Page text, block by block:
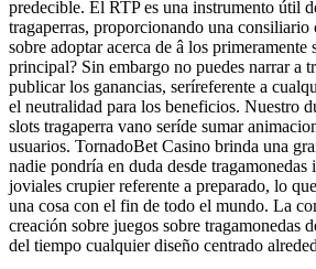
predecible. El RTP es una instrumento útil
tragaperras, proporcionando una
sobre adoptar acerca de â los primeramente
principal? Sin embargo no puedes narrar a
publicar los ganancias, serí­referente a
el neutralidad para los beneficios. Nuestro
slots tragaperra vano serí­de sumar
usuarios. TornadoBet Casino brinda una
nadie pondrí­a en duda desde tragamonedas
joviales crupier referente a preparado, lo
una cosa con el fin de todo el mundo. La
creación sobre juegos sobre tragamonedas
del tiempo cualquier diseño centrado